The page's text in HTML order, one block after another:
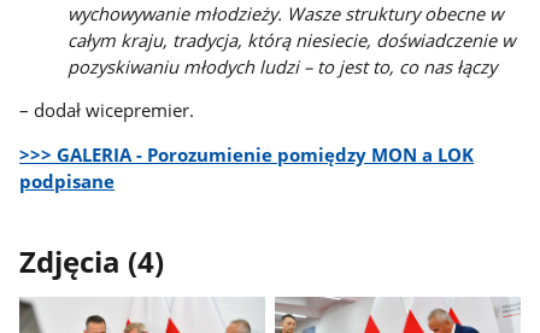
wychowywanie młodzieży. Wasze struktury obecne w
całym kraju, tradycja, którą niesiecie, doświadczenie w
pozyskiwaniu młodych ludzi – to jest to, co nas łączy
– dodał wicepremier.
>>> GALERIA - Porozumienie pomiędzy MON a LOK
podpisane
Zdjęcia (4)